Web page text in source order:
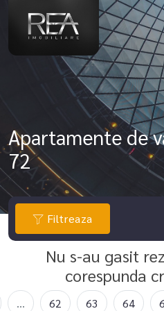
Apartamente de
72
Filtreaza
Nu s-au gasit
corespunda
... 62 63 64